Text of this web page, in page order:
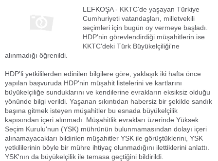
LEFKOŞA - KKTC'de yaşayan Türkiye
Cumhuriyeti vatandaşları, milletvekili
seçimleri için bugün oy vermeye başladı.
HDP'nin görevlendirdiği müşahitlerin ise
KKTC'deki Türk Büyükelçiliği'ne
alınmadığı öğrenildi.
HDP'li yetkililerden edinilen bilgilere göre; yaklaşık iki hafta önce
yapılan başvuruda HDP'nin müşahit listelerini ve kartlarını
büyükelçiliğe sunduklarını ve kendilerine evrakların eksiksiz olduğu
yönünde bilgi verildi. Yaşanan sıkıntıdan habersiz bir şekilde sandık
başına gitmek isteyen müşahitler bu esnada büyükelçilik
kapısından içeri alınmadı. Müşahitlik evrakları üzerinde Yüksek
Seçim Kurulu'nun (YSK) mührünün bulunmamasından dolayı içeri
alınamayacakları bildirilen müşahitler YSK ile görüştüklerini, YSK
yetkililerinin böyle bir mühre ihtiyaç olunmadığını ilettiklerini anlattı.
YSK'nın da büyükelçilik ile temasa geçtiğini bildirildi.